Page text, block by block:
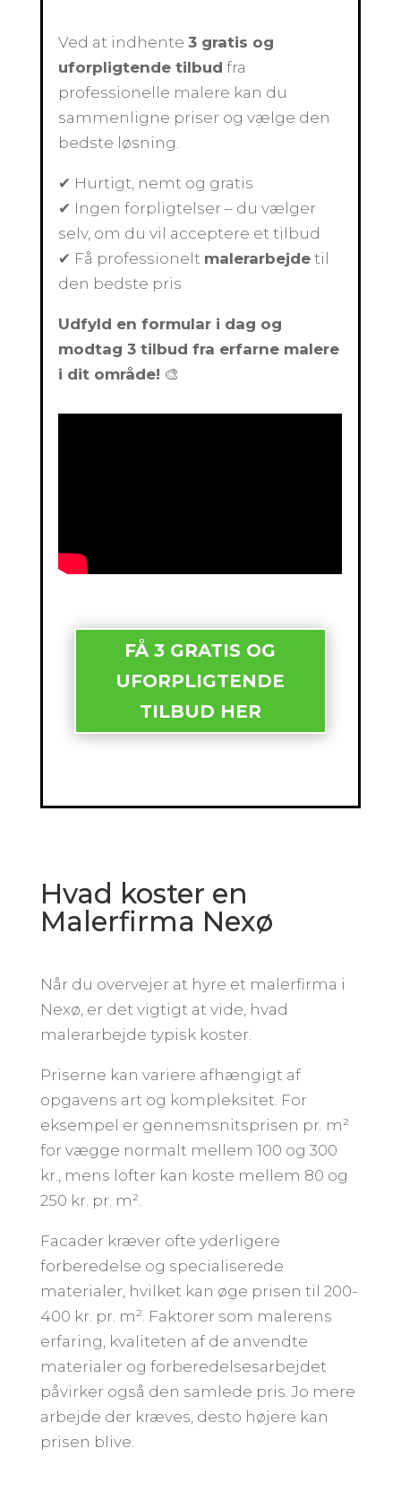
Ved at indhente3 gratis og
uforpligtende tilbud fra
professionelle malere kan du
sammenligne priser og vælge den
bedste løsning.
✔ Hurtigt, nemt og gratis
✔ Ingen forpligtelser – du vælger
selv, om du vil acceptere et tilbud
✔ Få professionelt malerarbejde til
den bedste pris
Udfyld en formular i dag og
modtag 3 tilbud fra erfarne malere
i dit område! 🎨
FÅ 3 GRATIS OG
UFORPLIGTENDE
TILBUD HER
Hvad koster en
Malerfirma Nexø
Når du overvejer at hyre et malerfirma i
Nexø, er det vigtigt at vide, hvad
malerarbejde typisk koster.
Priserne kan variere afhængigt af
opgavens art og kompleksitet. For
eksempel er gennemsnitsprisen pr. m²
for vægge normalt mellem 100 og 300
kr., mens lofter kan koste mellem 80 og
250 kr. pr. m².
Facader kræver ofte yderligere
forberedelse og specialiserede
materialer, hvilket kan øge prisen til 200-
400 kr. pr. m². Faktorer som malerens
erfaring, kvaliteten af de anvendte
materialer og forberedelsesarbejdet
påvirker også den samlede pris. Jo mere
arbejde der kræves, desto højere kan
prisen blive.